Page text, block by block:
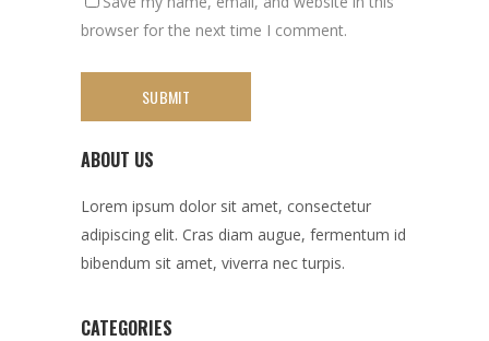
browser for the next time I comment.
ABOUT US
Lorem ipsum dolor sit amet, consectetur
adipiscing elit. Cras diam augue, fermentum id
bibendum sit amet, viverra nec turpis.
CATEGORIES